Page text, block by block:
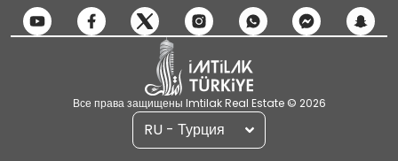
Все права защищены Imtilak Real Estate © 2026
RU - Турция